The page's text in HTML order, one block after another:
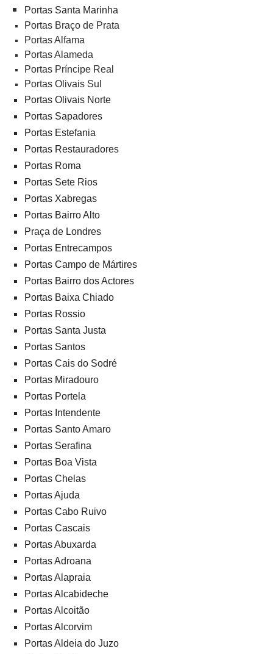
Portas Santa Marinha
Portas Braço de Prata
Portas Alfama
Portas Alameda
Portas Príncipe Real
Portas Olivais Sul
Portas Olivais Norte
Portas Sapadores
Portas Estefania
Portas Restauradores
Portas Roma
Portas Sete Rios
Portas Xabregas
Portas Bairro Alto
Praça de Londres
Portas Entrecampos
Portas Campo de Mártires
Portas Bairro dos Actores
Portas Baixa Chiado
Portas Rossio
Portas Santa Justa
Portas Santos
Portas Cais do Sodré
Portas Miradouro
Portas Portela
Portas Intendente
Portas Santo Amaro
Portas Serafina
Portas Boa Vista
Portas Chelas
Portas Ajuda
Portas Cabo Ruivo
Portas Cascais
Portas Abuxarda
Portas Adroana
Portas Alapraia
Portas Alcabideche
Portas Alcoitão
Portas Alcorvim
Portas Aldeia do Juzo